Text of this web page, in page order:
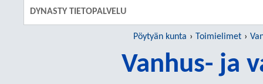
DYNASTY TIETOPALVELU
Pöytyän kunta Toimielimet
Vanhus- ja